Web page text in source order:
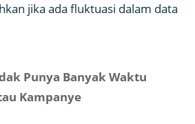
jika ada fluktuasi dalam data
Punya Banyak Waktu
Kampanye